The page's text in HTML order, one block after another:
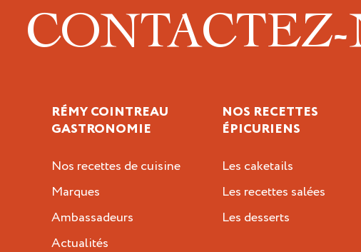
RÉMY COINTREAU
GASTRONOMIE
Nos recettes de cuisine
Marques
Ambassadeurs
Actualités
NOS RECETTES
ÉPICURIENS
Les caketails
Les recettes salées
Les desserts